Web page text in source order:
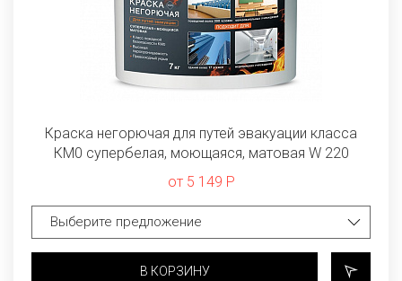
Краска негорючая для путей эвакуации класса
КМ0 супербелая, моющаяся, матовая W 220
от 5 149 Р
В КОРЗИНУ